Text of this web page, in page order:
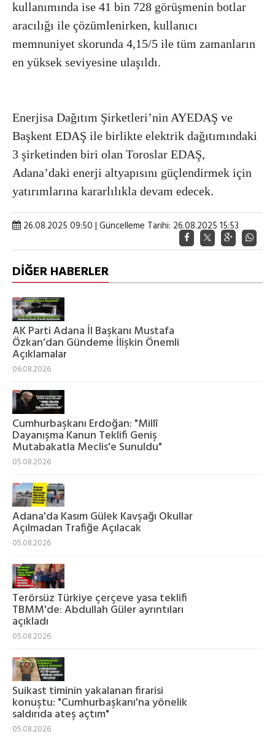
kullanımında ise 41 bin 728 görüşmenin botlar
aracılığı ile çözümlenirken, kullanıcı
memnuniyet skorunda 4,15/5 ile tüm zamanların
en yüksek seviyesine ulaşıldı.
Enerjisa Dağıtım Şirketleri’nin AYEDAŞ ve
Başkent EDAŞ ile birlikte elektrik dağıtımındaki
3 şirketinden biri olan Toroslar EDAŞ,
Adana’daki enerji altyapısını güçlendirmek için
yatırımlarına kararlılıkla devam edecek.
26.08.2025 09:50 | Güncelleme Tarihi: 26.08.2025 15:53
DİĞER HABERLER
AK Parti Adana İl Başkanı Mustafa
Özkan’dan Gündeme İlişkin Önemli
Açıklamalar
06.08.2026
Cumhurbaşkanı Erdoğan: "Millî
Dayanışma Kanun Teklifi Geniş
Mutabakatla Meclis'e Sunuldu"
05.08.2026
Adana'da Kasım Gülek Kavşağı Okullar
Açılmadan Trafiğe Açılacak
05.08.2026
Terörsüz Türkiye çerçeve yasa teklifi
TBMM'de: Abdullah Güler ayrıntıları
açıkladı
05.08.2026
Suikast timinin yakalanan firarisi
konuştu: "Cumhurbaşkanı'na yönelik
saldırıda ateş açtım"
05.08.2026